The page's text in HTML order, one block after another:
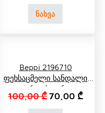
ნახვა
55,00 ₾.
price is: 40,00 ₾.
Beppi 2196710
Ფეხსაცმელი Სანდალი
Ვარდისფერი
100,00₾ Original price
70,00 ₾